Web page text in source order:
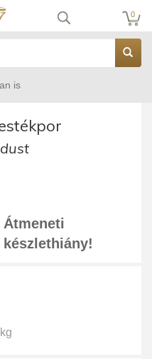
0
is
Átmeneti
készlethiány!